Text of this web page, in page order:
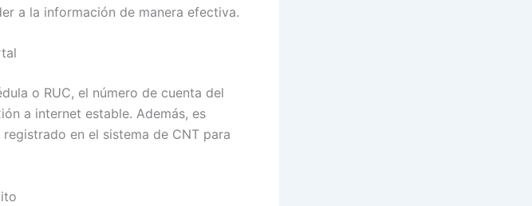
a la información de manera efectiva.
o RUC, el número de cuenta del
a internet estable. Además, es
en el sistema de CNT para